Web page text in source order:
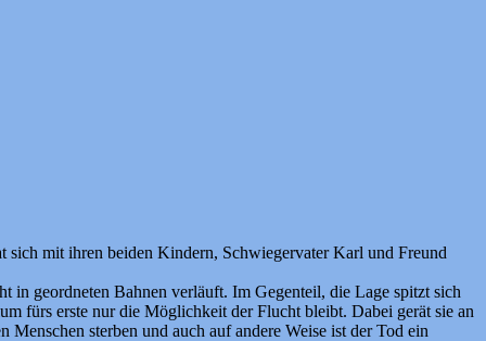
sich mit ihren beiden Kindern, Schwiegervater Karl und Freund
in geordneten Bahnen verläuft. Im Gegenteil, die Lage spitzt sich
fürs erste nur die Möglichkeit der Flucht bleibt. Dabei gerät sie an
sterben und auch auf andere Weise ist der Tod ein